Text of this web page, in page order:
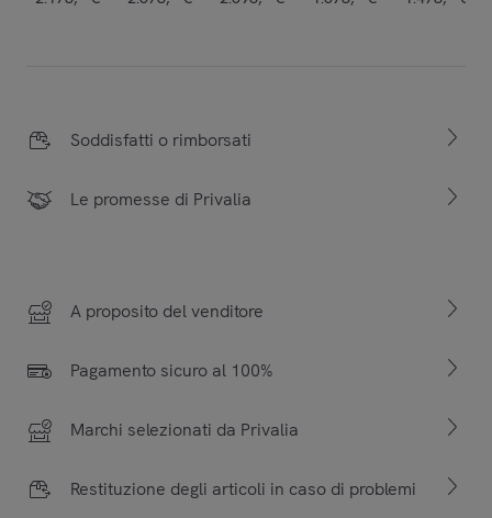
Soddisfatti o rimborsati
Le promesse di Privalia
A proposito del venditore
Pagamento sicuro al 100%
Marchi selezionati da Privalia
Restituzione degli articoli in caso di problemi